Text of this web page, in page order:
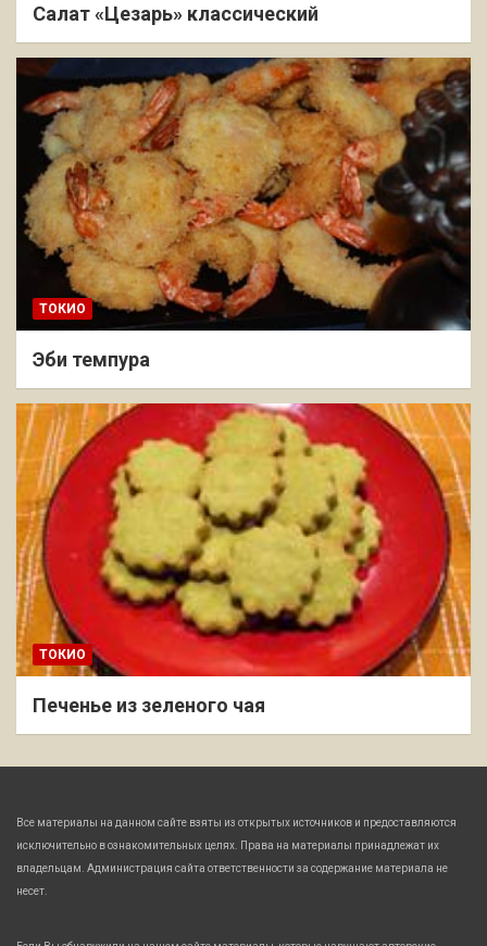
Салат «Цезарь» классический
ТОКИО
Эби темпура
ТОКИО
Печенье из зеленого чая
Все материалы на данном сайте взяты из открытых источников и предоставляются
исключительно в ознакомительных целях. Права на материалы принадлежат их
владельцам. Администрация сайта ответственности за содержание материала не
несет.